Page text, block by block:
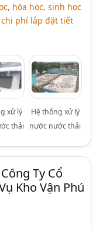
hóa học, sinh học
phí lắp đặt tiết
xử lý
thải
Hệ thống xử lý
nước nước thải
Ty Cổ
Kho Vận Phú